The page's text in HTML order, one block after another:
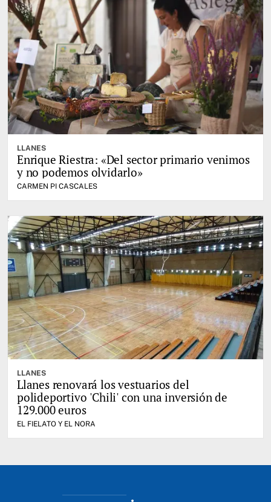
LLANES
Enrique Riestra: «Del sector primario venimos
y no podemos olvidarlo»
CARMEN PI CASCALES
LLANES
Llanes renovará los vestuarios del
polideportivo 'Chili' con una inversión de
129.000 euros
EL FIELATO Y EL NORA